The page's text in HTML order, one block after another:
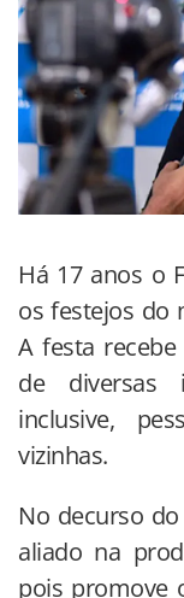
Há 17 anos o
os festejos do
A festa
de diversas
inclusive,
vizinhas.
No decurso
aliado na
pois promove